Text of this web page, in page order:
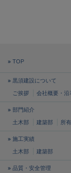
TOP
黒須建設について
ご挨拶 会社概要・沿
部門紹介
土木部 建築部 所
施工実績
土木部 建築部
品質・安全管理